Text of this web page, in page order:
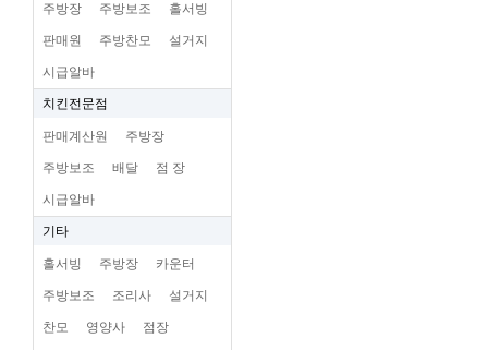
주방장 주방보조 홀서빙
판매원 주방찬모 설거지
시급알바
치킨전문점
판매계산원 주방장
주방보조 배달 점 장
시급알바
기타
홀서빙 주방장 카운터
주방보조 조리사 설거지
찬모 영양사 점장